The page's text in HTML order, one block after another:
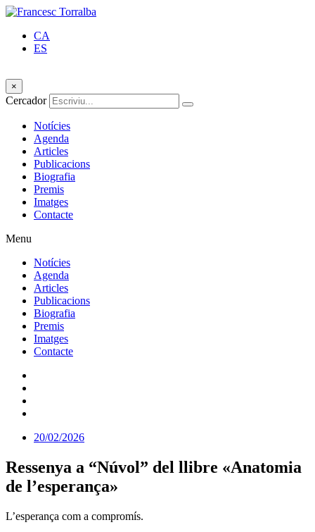
CA
ES
×
Cercador
Notícies
Agenda
Articles
Publicacions
Biografia
Premis
Imatges
Contacte
Menu
Notícies
Agenda
Articles
Publicacions
Biografia
Premis
Imatges
Contacte
20/02/2026
Ressenya a “Núvol” del llibre «Anatomia
de l’esperança»
L’esperança com a compromís.